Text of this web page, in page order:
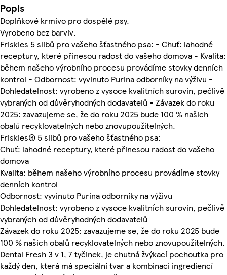
Popis
Doplňkové krmivo pro dospělé psy.
Vyrobeno bez barviv.
Friskies 5 slibů pro vašeho šťastného psa: - Chuť: lahodné
receptury, které přinesou radost do vašeho domova - Kvalita:
během našeho výrobního procesu provádíme stovky denních
kontrol - Odbornost: vyvinuto Purina odborníky na výživu -
Dohledatelnost: vyrobeno z vysoce kvalitních surovin, pečlivě
vybraných od důvěryhodných dodavatelů - Závazek do roku
2025: zavazujeme se, že do roku 2025 bude 100 % našich
obalů recyklovatelných nebo znovupoužitelných.
Friskies® 5 slibů pro vašeho šťastného psa:
Chuť: lahodné receptury, které přinesou radost do vašeho
domova
Kvalita: během našeho výrobního procesu provádíme stovky
denních kontrol
Odbornost: vyvinuto Purina odborníky na výživu
Dohledatelnost: vyrobeno z vysoce kvalitních surovin, pečlivě
vybraných od důvěryhodných dodavatelů
Závazek do roku 2025: zavazujeme se, že do roku 2025 bude
100 % našich obalů recyklovatelných nebo znovupoužitelných.
Dental Fresh 3 v 1, 7 tyčinek, je chutná žvýkací pochoutka pro
každý den, která má speciální tvar a kombinaci ingrediencí